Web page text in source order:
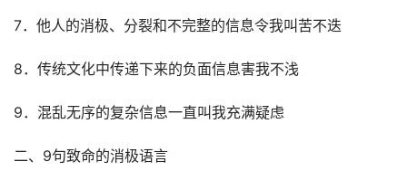
7．他人的消极、分裂和不完整的信息令我叫苦不迭
8．传统文化中传递下来的负面信息害我不浅
9．混乱无序的复杂信息一直叫我充满疑虑
二、9句致命的消极语言